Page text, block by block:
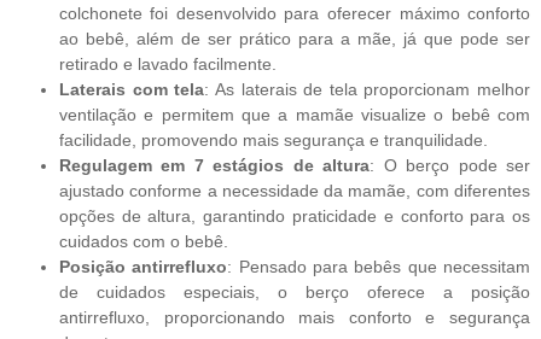
colchonete foi desenvolvido para oferecer máximo conforto
ao bebê, além de ser prático para a mãe, já que pode ser
retirado e lavado facilmente.
Laterais com tela: As laterais de tela proporcionam melhor
ventilação e permitem que a mamãe visualize o bebê com
facilidade, promovendo mais segurança e tranquilidade.
Regulagem em 7 estágios de altura: O berço pode ser
ajustado conforme a necessidade da mamãe, com diferentes
opções de altura, garantindo praticidade e conforto para os
cuidados com o bebê.
Posição antirrefluxo: Pensado para bebês que necessitam
de cuidados especiais, o berço oferece a posição
antirrefluxo, proporcionando mais conforto e segurança